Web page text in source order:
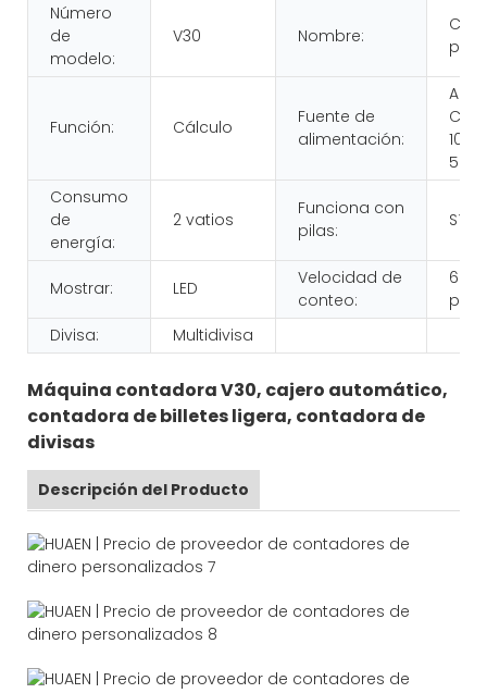
Número
de
modelo:
V30 Nombre:
Función: Cálculo
Fuente de
alimentación:
CA/
100-
50/
Consumo
de
energía:
2 vatios
Funciona con
pilas:
Sí
Mostrar: LED
Velocidad de
conteo:
600
Divisa:
Multidivisa
Máquina contadora V30, cajero automático,
contadora de billetes ligera, contadora de
divisas
Descripción del Producto